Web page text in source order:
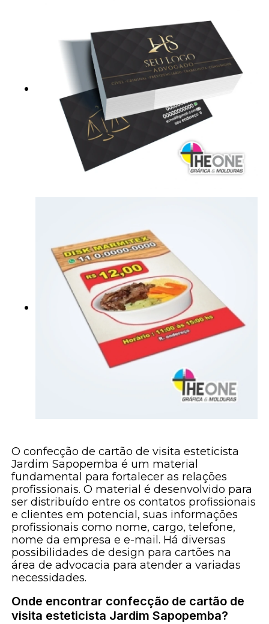
O confecção de cartão de visita esteticista
Jardim Sapopemba é um material
fundamental para fortalecer as relações
profissionais. O material é desenvolvido para
ser distribuído entre os contatos profissionais
e clientes em potencial, suas informações
profissionais como nome, cargo, telefone,
nome da empresa e e-mail. Há diversas
possibilidades de design para cartões na
área de advocacia para atender a variadas
necessidades.
Onde encontrar confecção de cartão de
visita esteticista Jardim Sapopemba?